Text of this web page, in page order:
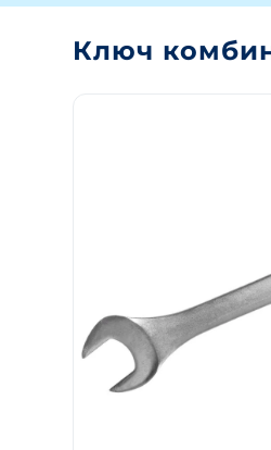
Ключ